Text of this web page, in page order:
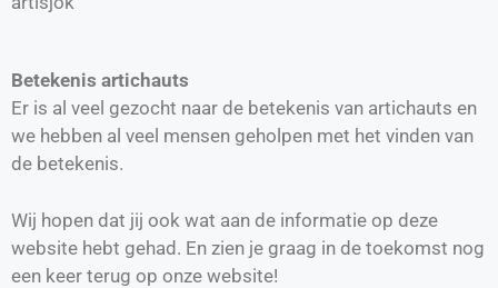
Betekenis artichauts
Er is al veel gezocht naar de betekenis van artichauts en
we hebben al veel mensen geholpen met het vinden van
de betekenis.
Wij hopen dat jij ook wat aan de informatie op deze
website hebt gehad. En zien je graag in de toekomst nog
een keer terug op onze website!